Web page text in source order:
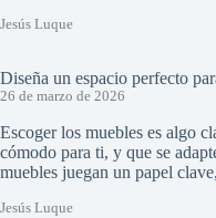
Jesús Luque
Diseña un espacio perfecto
26 de marzo de 2026
Escoger los muebles es algo
cómodo para ti, y que se
muebles juegan un papel
Jesús Luque